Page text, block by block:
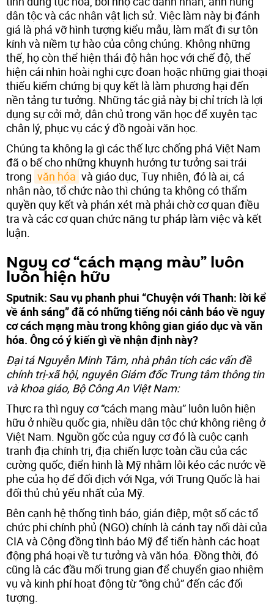
dân tộc và các nhân vật lịch sử. Việc làm này bị đánh
giá là phá vỡ hình tượng kiểu mẫu, làm mất đi sự tôn
kính và niềm tự hào của công chúng. Không những
thế, họ còn thể hiện thái độ hằn học với chế độ, thể
hiện cái nhìn hoài nghi cực đoan hoặc những giai thoại
thiếu kiểm chứng bị quy kết là làm phương hại đến
nền tảng tư tưởng. Những tác giả này bị chỉ trích là lợi
dụng sự cởi mở, dân chủ trong văn học để xuyên tạc
chân lý, phục vụ các ý đồ ngoài văn học.
Chúng ta không lạ gì các thế lực chống phá Việt Nam
đã o bế cho những khuynh hướng tư tưởng sai trái
trong văn hóa và giáo dục, Tuy nhiên, đó là ai, cá
nhân nào, tổ chức nào thì chúng ta không có thẩm
quyền quy kết và phán xét mà phải chờ cơ quan điều
tra và các cơ quan chức năng tư pháp làm việc và kết
luận.
Nguy cơ “cách mạng màu” luôn
luôn hiện hữu
Sputnik: Sau vụ phanh phui “Chuyện với Thanh: lời kể
về ánh sáng” đã có những tiếng nói cảnh báo về nguy
cơ cách mạng màu trong không gian giáo dục và văn
hóa. Ông có ý kiến gì về nhận định này?
Đại tá Nguyễn Minh Tâm, nhà phân tích các vấn đề
chính trị-xã hội, nguyên Giám đốc Trung tâm thông tin
và khoa giáo, Bộ Công An Việt Nam:
Thực ra thì nguy cơ “cách mạng màu” luôn luôn hiện
hữu ở nhiều quốc gia, nhiều dân tộc chứ không riêng ở
Việt Nam. Nguồn gốc của nguy cơ đó là cuộc cạnh
tranh địa chính trị, địa chiến lược toàn cầu của các
cường quốc, điển hình là Mỹ nhằm lôi kéo các nước về
phe của họ để đối địch với Nga, với Trung Quốc là hai
đối thủ chủ yếu nhất của Mỹ.
Bên cạnh hệ thống tình báo, gián điệp, một số các tổ
chức phi chính phủ (NGO) chính là cánh tay nối dài của
CIA và Cộng đồng tình báo Mỹ để tiến hành các hoạt
động phá hoại về tư tưởng và văn hóa. Đồng thời, đó
cũng là các đầu mối trung gian để chuyển giao nhiệm
vụ và kinh phí hoạt động từ “ông chủ” đến các đối
tượng.